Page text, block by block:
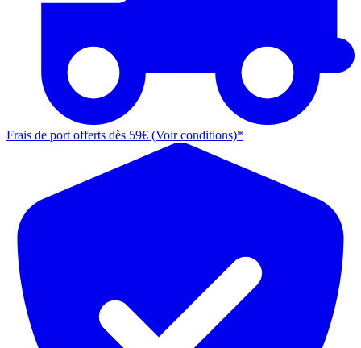
Frais de port offerts dès 59€ (Voir conditions)*